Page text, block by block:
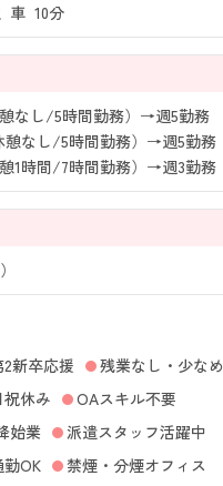
車 10分
なし/5時間勤務）→週5勤務
憩なし/5時間勤務）→週5勤務
1時間/7時間勤務）→週3勤務
2新卒応援
残業なし・少なめ
祝休み
OAスキル不要
始業
派遣スタッフ活躍中
勤OK
禁煙・分煙オフィス